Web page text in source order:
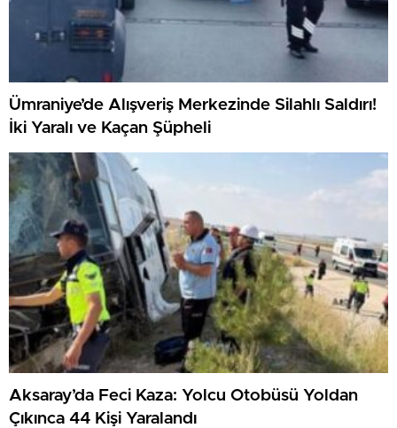
Ümraniye’de Alışveriş Merkezinde Silahlı Saldırı!
İki Yaralı ve Kaçan Şüpheli
Aksaray’da Feci Kaza: Yolcu Otobüsü Yoldan
Çıkınca 44 Kişi Yaralandı